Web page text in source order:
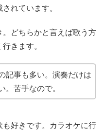
れています。
どちらかと言えば歌う方
きます。
記事も多い。演奏だけは
苦手なので。
好きです。カラオケに行